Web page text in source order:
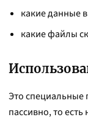
какие данные
какие файлы
Это
пассивно, то